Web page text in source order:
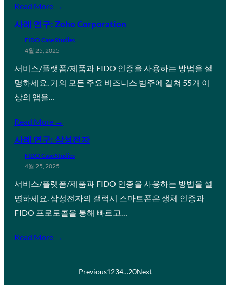
Read More →
사례 연구: Zoho Corporation
FIDO Case Studies
4월 25, 2025
서비스/플랫폼/제품과 FIDO 인증을 사용하는 방법을 설
명하세요. 거의 모든 주요 비즈니스 범주에 걸쳐 55개 이
상의 앱을…
Read More →
사례 연구: 삼성전자
FIDO Case Studies
4월 25, 2025
서비스/플랫폼/제품과 FIDO 인증을 사용하는 방법을 설
명하세요. 삼성전자의 갤럭시 스마트폰은 생체 인증과
FIDO 프로토콜을 통해 빠르고…
Read More →
Previous1234…20Next